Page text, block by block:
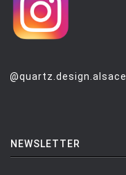
@quartz.design.alsace
NEWSLETTER